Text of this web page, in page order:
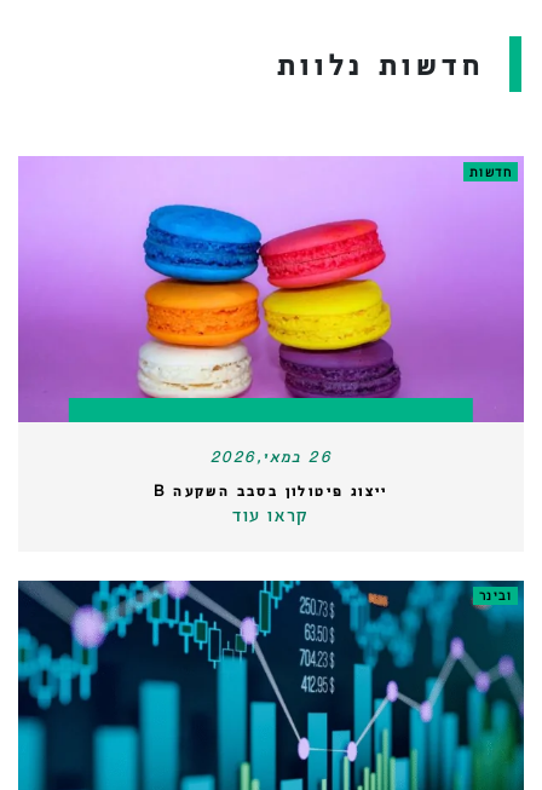
חדשות נלוות
חדשות
26 במאי,2026
ייצוג פיטולון בסבב השקעה B
קראו עוד
ובינר